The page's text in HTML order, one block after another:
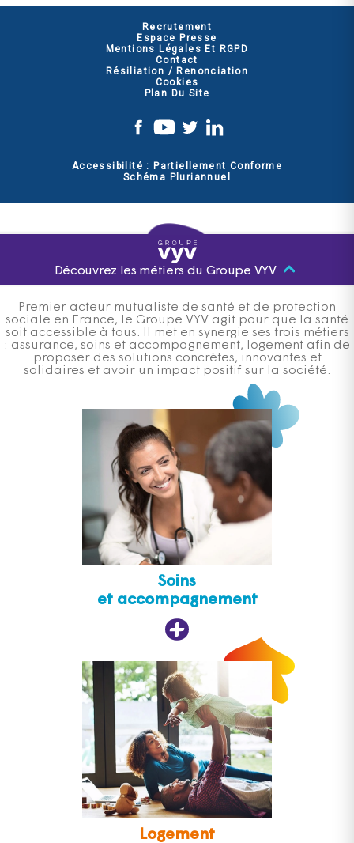
Recrutement
Espace Presse
Mentions Légales Et RGPD
Contact
Résiliation / Renonciation
Cookies
Plan Du Site
Accessibilité : Partiellement Conforme
Schéma Pluriannuel
Découvrez les métiers du Groupe VYV
Premier acteur mutualiste de santé et de protection
sociale en France, le Groupe VYV agit pour que la santé
soit accessible à tous. Il met en synergie ses trois métiers
: assurance, soins et accompagnement, logement afin de
proposer des solutions concrètes, innovantes et
solidaires et avoir un impact positif sur la société.
Soins
et accompagnement
Logement